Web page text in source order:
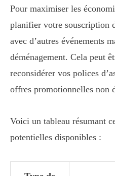
Pour maximiser les
planifier votre souscription
avec d’autres événements
déménagement. Cela peut
reconsidérer vos polices
offres promotionnelles non
Voici un tableau résumant
potentielles disponibles :